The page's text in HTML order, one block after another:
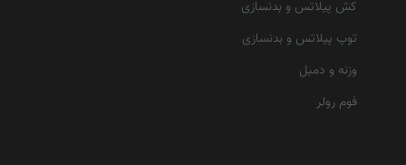
کش پیلاتس و بدنسازی
توپ پیلاتس و بدنسازی
وزنه و دمبل
فوم رولر